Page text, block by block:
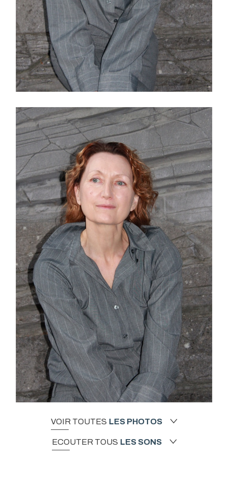
VOIR TOUTES LES PHOTOS
ECOUTER TOUS LES SONS